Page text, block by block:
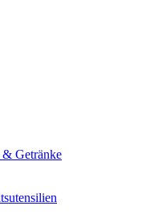
& Getränke